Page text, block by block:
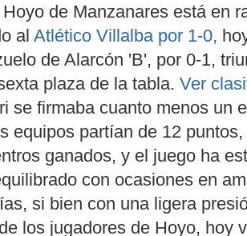
de Manzanares está en
al Atlético Villalba por 1-0,
de Alarcón 'B', por 0-1,
plaza de la tabla. Ver
se firmaba cuanto menos un
equipos partían de 12
ganados, y el juego ha
con ocasiones en
si bien con una ligera
los jugadores de Hoyo, hoy